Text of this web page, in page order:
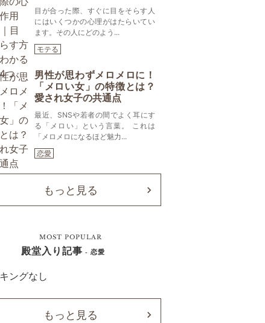
目が合った際、すぐに目をそらす人
にはいくつかの心理がはたらいてい
ます。その人にどのよう...
モテる
男性が思わずメロメロに！
「メロい女」の特徴とは？
愛され女子の共通点
最近、SNSや若者の間でよく耳にす
る「メロい」という言葉。 これは
「メロメロになるほど魅力...
恋愛
もっと見る
MOST POPULAR
殿堂入り記事 - 恋愛
ングなし
もっと見る